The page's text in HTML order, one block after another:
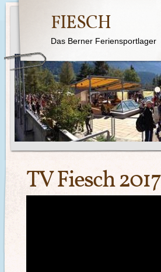
FIESCH
Das Berner Feriensportlager
TV Fiesch 2017